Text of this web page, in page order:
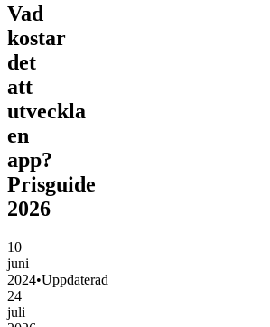
Vad
kostar
det
att
utveckla
en
app?
Prisguide
2026
10
juni
2024•Uppdaterad
24
juli